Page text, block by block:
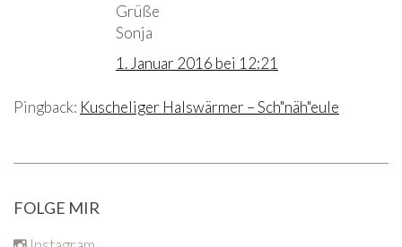
Grüße
Sonja
1. Januar 2016 bei 12:21
Pingback: Kuscheliger Halswärmer – Sch"näh"eule
FOLGE MIR